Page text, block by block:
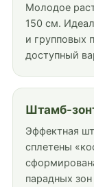
Молодое
150 см.
и групповых
доступный
Штамб-
Эффектная
сплетены
парадных